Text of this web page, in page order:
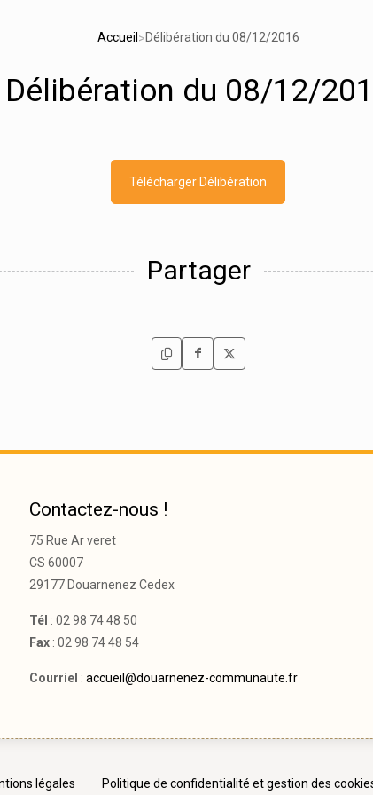
Accueil >Délibération du 08/12/2016
Délibération du 08/12/
Télécharger Délibération
Partager
Contactez-nous !
75 Rue Ar veret
CS 60007
29177 Douarnenez Cedex
Tél : 02 98 74 48 50
Fax: 02 98 74 48 54
Courriel : accueil@douarnenez-communaute.fr
légales Politique de confidentialité et gestion des